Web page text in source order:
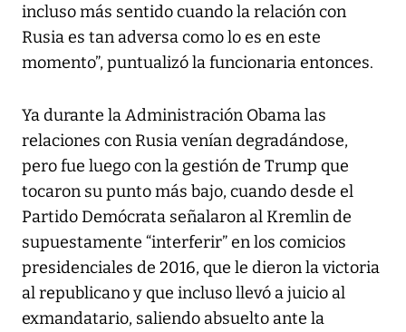
incluso más sentido cuando la relación con
Rusia es tan adversa como lo es en este
momento”, puntualizó la funcionaria entonces.
Ya durante la Administración Obama las
relaciones con Rusia venían degradándose,
pero fue luego con la gestión de Trump que
tocaron su punto más bajo, cuando desde el
Partido Demócrata señalaron al Kremlin de
supuestamente “interferir” en los comicios
presidenciales de 2016, que le dieron la victoria
al republicano y que incluso llevó a juicio al
exmandatario, saliendo absuelto ante la